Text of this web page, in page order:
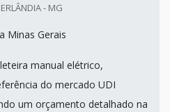
- MG
Minas Gerais
manual elétrico,
do mercado UDI
um orçamento detalhado na